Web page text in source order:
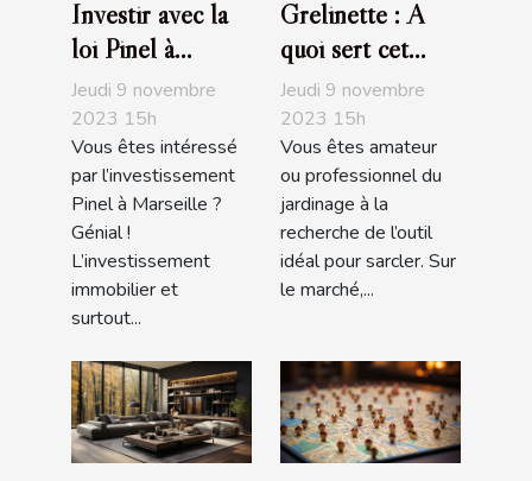
Investir avec la
loi Pinel à
Marseille :
comment s’y
prendre ?
Jeudi 9 novembre
2023 15h
Vous êtes intéressé
par l’investissement
Pinel à Marseille ?
Génial !
L’investissement
immobilier et
surtout...
Grelinette : A
quoi sert cet
outil de jardin ?
Jeudi 9 novembre
2023 15h
Vous êtes amateur
ou professionnel du
jardinage à la
recherche de l’outil
idéal pour sarcler. Sur
le marché,...